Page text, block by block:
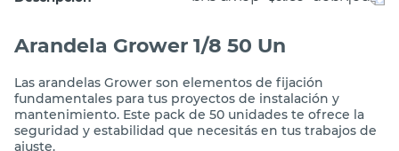
Las arandelas Grower son elementos de fijación
fundamentales para tus proyectos de instalación y
mantenimiento. Este pack de 50 unidades te ofrece la